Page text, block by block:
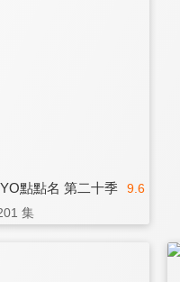
9.6
點點名 第二十季
集